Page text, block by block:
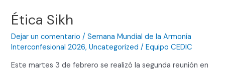
Ética Sikh
Dejar un comentario /Semana Mundial de la Armonía
Interconfesional 2026,Uncategorized /Equipo CEDIC
Este martes 3 de febrero se realizó la segunda reunión en